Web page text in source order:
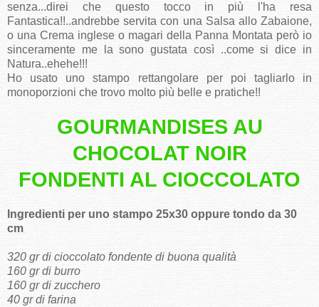
senza...direi che questo tocco in più l'ha resa
Fantastica!!..andrebbe servita con una Salsa allo Zabaione,
o una Crema inglese o magari della Panna Montata però io
sinceramente me la sono gustata così ..come si dice in
Natura..ehehe!!!
Ho usato uno stampo rettangolare per poi tagliarlo in
monoporzioni che trovo molto più belle e pratiche!!
GOURMANDISES AU
CHOCOLAT NOIR
FONDENTI AL CIOCCOLATO
Ingredienti per uno stampo 25x30 oppure tondo da 30
cm
320 gr di cioccolato fondente di buona qualità
160 gr di burro
160 gr di zucchero
40 gr di farina